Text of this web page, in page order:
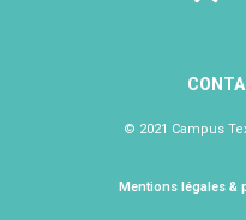
© 2021 Campus
Mentions légales &